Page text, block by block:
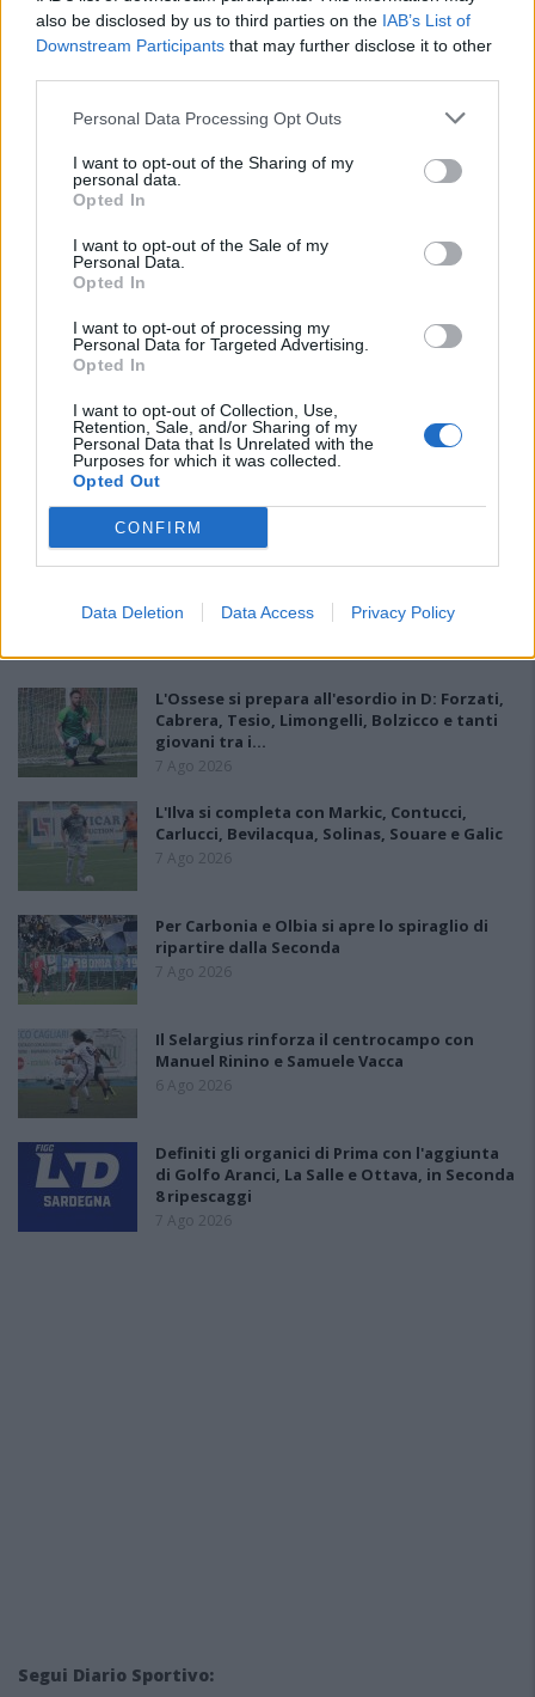
also be disclosed by us to third parties on the IAB’s List of
Downstream Participants that may further disclose it to other
Personal Data Processing Opt Outs
I want to opt-out of the Sharing of my
personal data.
Opted In
I want to opt-out of the Sale of my
Personal Data.
Opted In
I want to opt-out of processing my
Personal Data for Targeted Advertising.
Opted In
I want to opt-out of Collection, Use,
Retention, Sale, and/or Sharing of my
Personal Data that Is Unrelated with the
Purposes for which it was collected.
Opted Out
CONFIRM
Data Deletion Data Access Privacy Policy
PIÙ LETTI OGGI
L'Ossese si prepara all'esordio in D: Forzati,
Cabrera, Tesio, Limongelli, Bolzicco e tanti
giovani tra i…
7 Ago 2026
L'Ilva si completa con Markic, Contucci,
Carlucci, Bevilacqua, Solinas, Souare e Galic
7 Ago 2026
Per Carbonia e Olbia si apre lo spiraglio di
ripartire dalla Seconda
7 Ago 2026
Il Selargius rinforza il centrocampo con
Manuel Rinino e Samuele Vacca
6 Ago 2026
Definiti gli organici di Prima con l'aggiunta
di Golfo Aranci, La Salle e Ottava, in Seconda
8 ripescaggi
7 Ago 2026
Segui Diario Sportivo: